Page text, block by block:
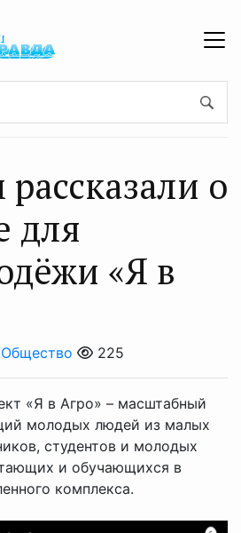
о
для
«Я в
Общество 225
«Я в Агро» – масштабный
молодых людей из малых
студентов и молодых
и обучающихся в
комплекса.